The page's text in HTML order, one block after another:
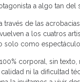
a algo tan del
través de las
a los cuatros
solo como
corporal, sin
ni la dificultad